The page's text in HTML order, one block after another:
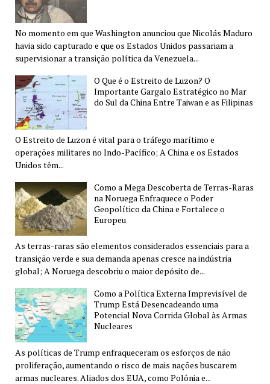
No momento em que Washington anunciou que Nicolás Maduro
havia sido capturado e que os Estados Unidos passariam a
supervisionar a transição política da Venezuela...
O Que é o Estreito de Luzon? O
Importante Gargalo Estratégico no Mar
do Sul da China Entre Taiwan e as Filipinas
O Estreito de Luzon é vital para o tráfego marítimo e
operações militares no Indo-Pacífico; A China e os Estados
Unidos têm...
Como a Mega Descoberta de Terras-Raras
na Noruega Enfraquece o Poder
Geopolítico da China e Fortalece o
Europeu
As terras-raras são elementos considerados essenciais para a
transição verde e sua demanda apenas cresce na indústria
global; A Noruega descobriu o maior depósito de...
Como a Política Externa Imprevisível de
Trump Está Desencadeando uma
Potencial Nova Corrida Global às Armas
Nucleares
As políticas de Trump enfraqueceram os esforços de não
proliferação, aumentando o risco de mais nações buscarem
armas nucleares. Aliados dos EUA, como Polônia e...